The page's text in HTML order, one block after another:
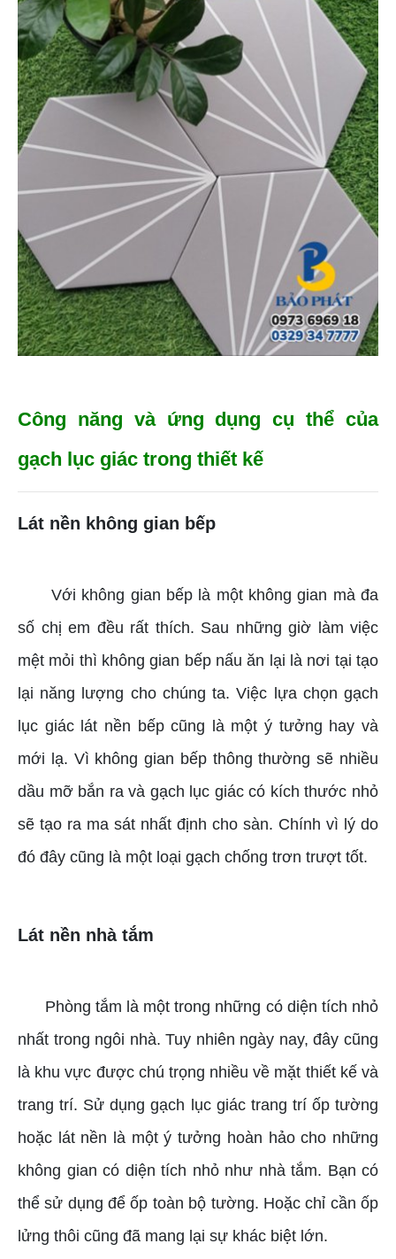
Công năng và ứng dụng cụ thể của
gạch lục giác trong thiết kế
Lát nền không gian bếp
Với không gian bếp là một không gian mà đa
số chị em đều rất thích. Sau những giờ làm việc
mệt mỏi thì không gian bếp nấu ăn lại là nơi tại tạo
lại năng lượng cho chúng ta. Việc lựa chọn gạch
lục giác lát nền bếp cũng là một ý tưởng hay và
mới lạ. Vì không gian bếp thông thường sẽ nhiều
dầu mỡ bắn ra và gạch lục giác có kích thước nhỏ
sẽ tạo ra ma sát nhất định cho sàn. Chính vì lý do
đó đây cũng là một loại gạch chống trơn trượt tốt.
Lát nền nhà tắm
Phòng tắm là một trong những có diện tích nhỏ
nhất trong ngôi nhà. Tuy nhiên ngày nay, đây cũng
là khu vực được chú trọng nhiều về mặt thiết kế và
trang trí. Sử dụng gạch lục giác trang trí ốp tường
hoặc lát nền là một ý tưởng hoàn hảo cho những
không gian có diện tích nhỏ như nhà tắm. Bạn có
thể sử dụng để ốp toàn bộ tường. Hoặc chỉ cần ốp
lửng thôi cũng đã mang lại sự khác biệt lớn.